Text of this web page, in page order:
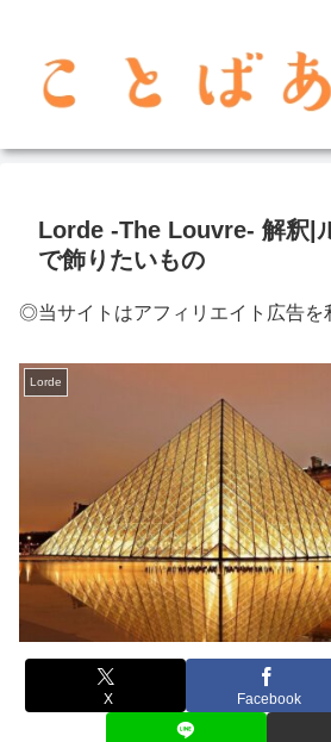
Lorde -The Louvre- 解釈|
で飾りたいもの
◎当サイトはアフィリエイト広告を
Lorde
X Facebook